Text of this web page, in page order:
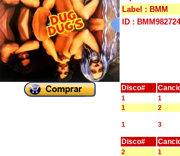
Label : BMM
ID : BMM982724
Disco#
1 1
1
2
1 3
Disco#
2 1